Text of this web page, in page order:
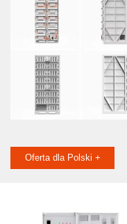
Oferta dla Polski +